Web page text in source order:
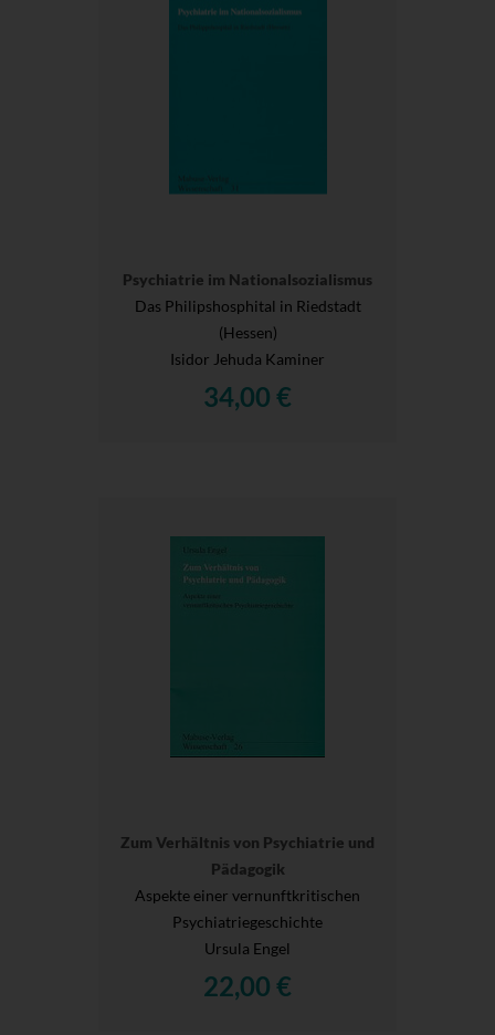
Psychiatrie im Nationalsozialismus
Das Philipshosphital in Riedstadt
(Hessen)
Isidor Jehuda Kaminer
34,00 €
Zum Verhältnis von Psychiatrie und
Pädagogik
Aspekte einer vernunftkritischen
Psychiatriegeschichte
Ursula Engel
22,00 €